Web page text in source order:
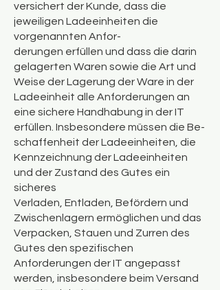
versichert der Kunde, dass die
jeweiligen Ladeeinheiten die
vorgenannten Anfor-
derungen erfüllen und dass die darin
gelagerten Waren sowie die Art und
Weise der Lagerung der Ware in der
Ladeeinheit alle Anforderungen an
eine sichere Handhabung in der IT
erfüllen. Insbesondere müssen die Be-
schaffenheit der Ladeeinheiten, die
Kennzeichnung der Ladeeinheiten
und der Zustand des Gutes ein
sicheres
Verladen, Entladen, Befördern und
Zwischenlagern ermöglichen und das
Verpacken, Stauen und Zurren des
Gutes den spezifischen
Anforderungen der IT angepasst
werden, insbesondere beim Versand